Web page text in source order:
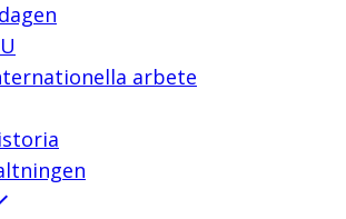
arbete